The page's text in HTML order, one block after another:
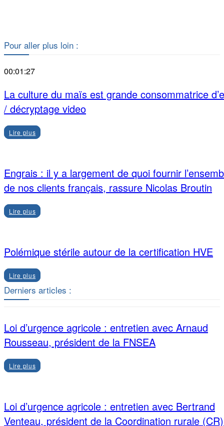
Pour aller plus loin :
00:01:27
La culture du maïs est grande consommatrice
/ décryptage video
Lire plus
Engrais : il y a largement de quoi fournir
de nos clients français, rassure Nicolas Broutin
Lire plus
Polémique stérile autour de la certification HVE
Lire plus
Derniers articles :
Loi d’urgence agricole : entretien avec Arnaud
Rousseau, président de la FNSEA
Lire plus
Loi d’urgence agricole : entretien avec Bertrand
Venteau, président de la Coordination rurale (CR)